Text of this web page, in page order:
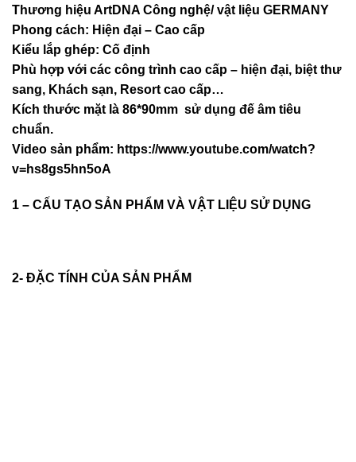
Thương hiệu ArtDNA Công nghệ/ vật liệu GERMANY
Phong cách: Hiện đại – Cao cấp
Kiểu lắp ghép: Cố định
Phù hợp với các công trình cao cấp – hiện đại, biệt thư
sang, Khách sạn, Resort cao cấp…
Kích thước mặt là 86*90mm sử dụng đế âm tiêu
chuẩn.
Video sản phẩm: https://www.youtube.com/watch?
v=hs8gs5hn5oA
1 – CẤU TẠO SẢN PHẨM VÀ VẬT LIỆU SỬ DỤNG
2- ĐẶC TÍNH CỦA SẢN PHẨM